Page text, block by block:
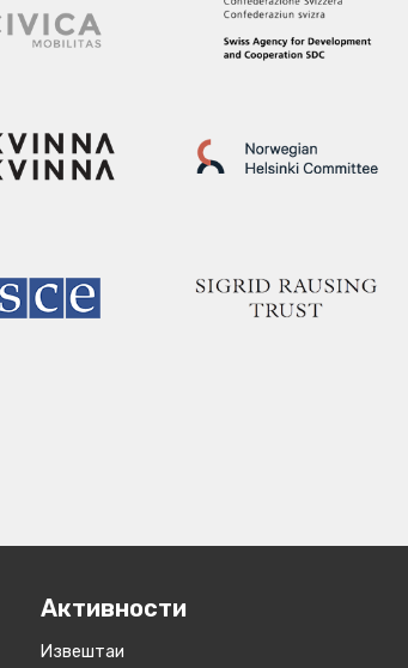
Активности
Извештаи